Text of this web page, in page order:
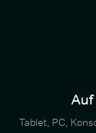
Tablet, PC,